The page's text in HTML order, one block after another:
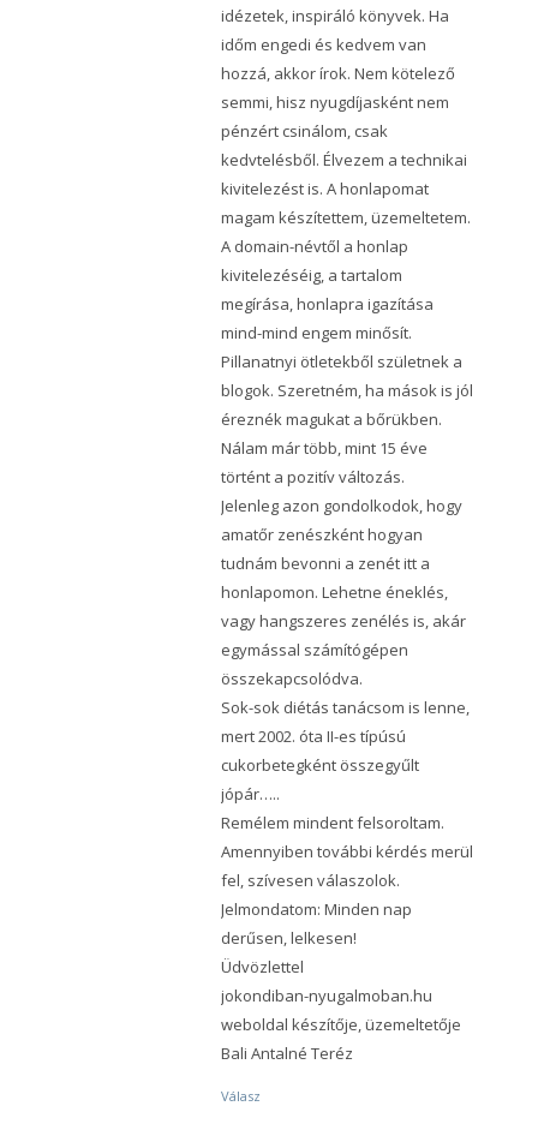
idézetek, inspiráló könyvek. Ha
időm engedi és kedvem van
hozzá, akkor írok. Nem kötelező
semmi, hisz nyugdíjasként nem
pénzért csinálom, csak
kedvtelésből. Élvezem a technikai
kivitelezést is. A honlapomat
magam készítettem, üzemeltetem.
A domain-névtől a honlap
kivitelezéséig, a tartalom
megírása, honlapra igazítása
mind-mind engem minősít.
Pillanatnyi ötletekből születnek a
blogok. Szeretném, ha mások is jól
éreznék magukat a bőrükben.
Nálam már több, mint 15 éve
történt a pozitív változás.
Jelenleg azon gondolkodok, hogy
amatőr zenészként hogyan
tudnám bevonni a zenét itt a
honlapomon. Lehetne éneklés,
vagy hangszeres zenélés is, akár
egymással számítógépen
összekapcsolódva.
Sok-sok diétás tanácsom is lenne,
mert 2002. óta II-es típúsú
cukorbetegként összegyűlt
jópár…..
Remélem mindent felsoroltam.
Amennyiben további kérdés merül
fel, szívesen válaszolok.
Jelmondatom: Minden nap
derűsen, lelkesen!
Üdvözlettel
jokondiban-nyugalmoban.hu
weboldal készítője, üzemeltetője
Bali Antalné Teréz
Válasz